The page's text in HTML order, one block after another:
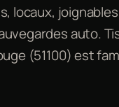
locaux,
auto.
(51100) est